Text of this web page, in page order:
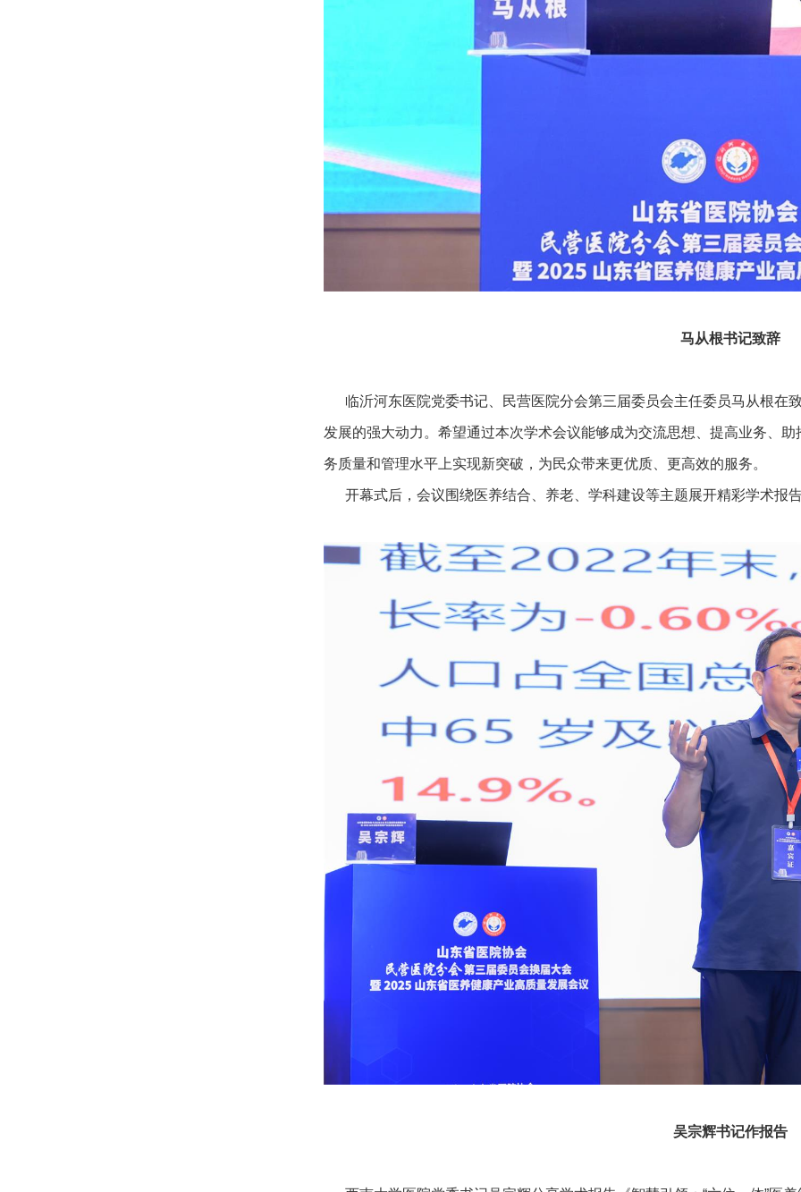
马从根书记致辞
临沂河东医院党委书记、民营医院分会第三届委员会主任委员马从根在
发展的强大动力。希望通过本次学术会议能够成为交流思想、提高业务、
务质量和管理水平上实现新突破，为民众带来更优质、更高效的服务。
开幕式后，会议围绕医养结合、养老、学科建设等主题展开精彩学术报
吴宗辉书记作报告